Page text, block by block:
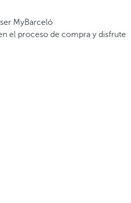
MyBarceló
el proceso de compra y disfrute